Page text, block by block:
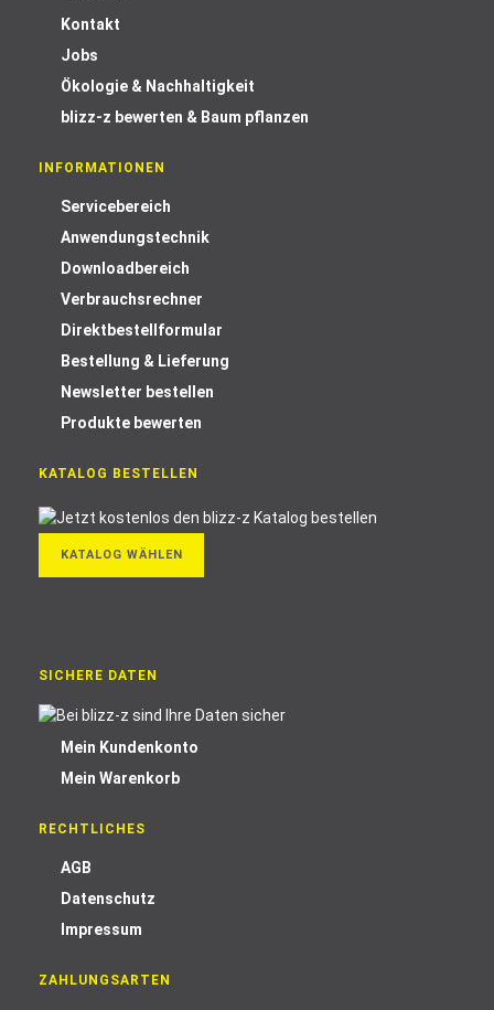
Kontakt
Jobs
Ökologie & Nachhaltigkeit
blizz-z bewerten & Baum pflanzen
INFORMATIONEN
Servicebereich
Anwendungstechnik
Downloadbereich
Verbrauchsrechner
Direktbestellformular
Bestellung & Lieferung
Newsletter bestellen
Produkte bewerten
KATALOG BESTELLEN
KATALOG WÄHLEN
SICHERE DATEN
Mein Kundenkonto
Mein Warenkorb
RECHTLICHES
AGB
Datenschutz
Impressum
ZAHLUNGSARTEN